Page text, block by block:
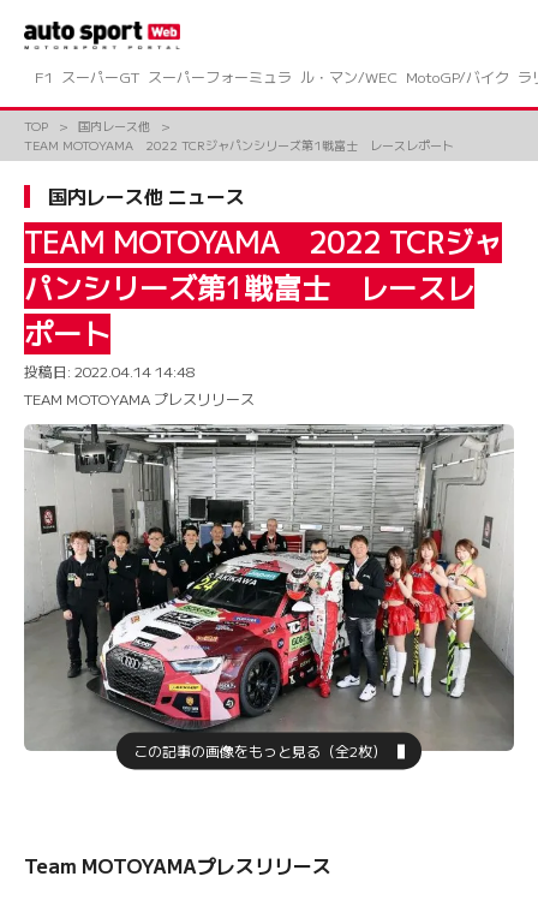
ツ
キ
F1 スーパーGT スーパーフォーミュラ ル・マン/WEC MotoGP/バイク ラ
TOP
国内レース他
TEAM MOTOYAMA 2022 TCRジャパンシリーズ第1戦富士 レースレポート
国内レース他 ニュース
TEAM MOTOYAMA 2022 TCRジャ
パンシリーズ第1戦富士 レースレ
ポート
投稿日: 2022.04.14 14:48
TEAM MOTOYAMA プレスリリース
この記事の画像をもっと見る（全2枚）
Team MOTOYAMAプレスリリース